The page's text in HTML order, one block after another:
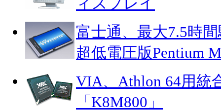
ィスプレイ
富士通、最大7.5時
超低電圧版Pentium
VIA、Athlon 64用統
「K8M800」